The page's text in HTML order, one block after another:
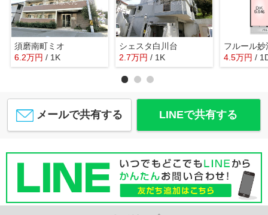
須磨南町ミオ
6.2万円 / 1K
シェスタ白川台
2.7万円 / 1K
フルール妙
4.5万円 /
メールで共有する LINEで共有する